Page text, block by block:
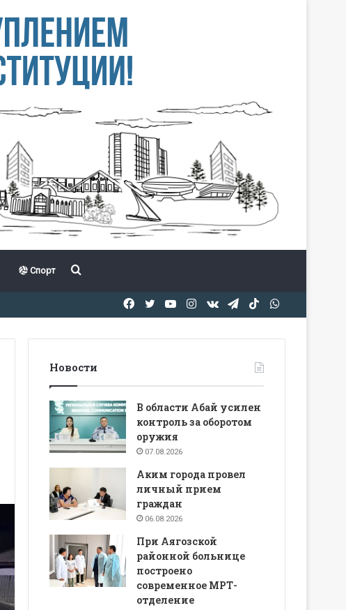
Спорт Іздеу
TikTok
Telegram
vk.com
Instagram
YouTube
Twitter
Facebook
Новости
В области Абай усилен
контроль за оборотом
оружия
07.08.2026
Аким города провел
личный прием
граждан
06.08.2026
При Аягозской
районной больнице
построено
современное МРТ-
отделение